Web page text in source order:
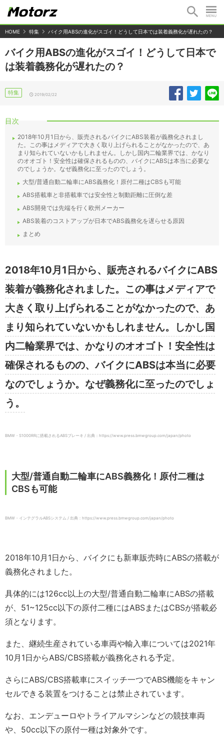
HOME 特集 バイク用ABSの進化がスゴイ！どうして日本では装着義務化が遅れたの？
バイク用ABSの進化がスゴイ！どうして日本で
は装着義務化が遅れたの？
特集 2019/02/22
目次
2018年10月1日から、販売されるバイクにABS装着が義務化されまし
た。この事はメディアで大きく取り上げられることがなかったので、あ
まり知られていないかもしれません。しかし国内二輪業界では、かなり
のオオゴト！安全性は確保されるものの、バイクにABSは本当に必要な
のでしょうか。なぜ義務化に至ったのでしょう。
大型/普通自動二輪車にABS義務化！原付二種はCBSも可能
ABS搭載車と非搭載車では安全性と制動距離に圧倒な差
ABS開発では先端を行く欧州メーカー
ABS装着のコストアップが日本でABS義務化を遅らせる原因
まとめ
2018年10月1日から、販売されるバイクにABS
装着が義務化されました。この事はメディアで
大きく取り上げられることがなかったので、あ
まり知られていないかもしれません。しかし国
内二輪業界では、かなりのオオゴト！安全性は
確保されるものの、バイクにABSは本当に必要
なのでしょうか。なぜ義務化に至ったのでしょ
う。
BMW・S1000RRに搭載されるABSブレーキ / 出典：https://www.press.bmwgroup.com/japan/photo
大型/普通自動二輪車にABS義務化！原付二種は
CBSも可能
BMW・インテグラルABSシステム / 出典：https://www.press.bmwgroup.com/japan/photo
2018年10月1日から、バイクにも新車販売時にABSの搭載が
義務化されました。
具体的には126cc以上の大型/普通自動二輪車にABSの搭載
が、51~125cc以下の原付二種にはABSまたはCBSが搭載必
須となります。
また、継続生産されている車両や輸入車については2021年
10月1日からABS/CBS搭載が義務化される予定。
さらにABS/CBS搭載車にスイッチ一つでABS機能をキャン
セルできる装置をつけることは禁止されています。
なお、エンデューロやトライアルマシンなどの競技車両
や、50cc以下の原付一種は対象外です。